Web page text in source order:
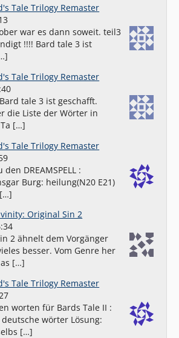
Tale Trilogy Remaster
war es dann soweit. teil3
!!!! Bard tale 3 ist
Tale Trilogy Remaster
tale 3 ist geschafft.
die Liste der Wörter in
[…]
Tale Trilogy Remaster
DREAMSPELL :
Burg: heilung(N20 E21)
Original Sin 2
2 ähnelt dem Vorgänger
besser. Vom Genre her
[…]
Tale Trilogy Remaster
worten für Bards Tale II :
wörter Lösung:
[…]